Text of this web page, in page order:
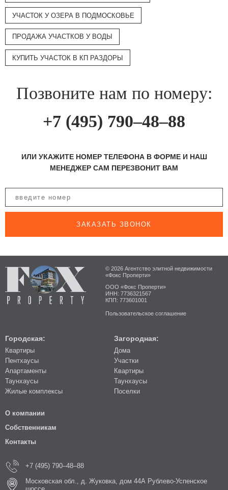
УЧАСТОК У ОЗЕРА В ПОДМОСКОВЬЕ
ПРОДАЖА УЧАСТКОВ У ВОДЫ
КУПИТЬ УЧАСТОК В КП РАЗДОРЫ
Позвоните нам по номеру:
+7 (495) 790–48–88
ИЛИ УКАЖИТЕ НОМЕР ТЕЛЕФОНА В ФОРМЕ И НАШ
МЕНЕДЖЕР САМ ПЕРЕЗВОНИТ ВАМ
ЗАКАЗАТЬ ЗВОНОК
© 2026 Агентство элитной недвижимости
«Фокс Проперти»
ООО «Фокс Проперти»
ИНН: 7736321567
КПП: 773601001
Пользовательское соглашение
Городская:
Квартиры
Пентхаусы
Апартаменты
Таунхаусы
Жилые комплексы
Загородная:
Дома
Участки
Квартиры
Таунхаусы
Поселки
О компании
Собственникам
Контакты
+7 (495) 790–48–88
Московская обл., д. Жуковка, дом 44А Рублево-Успенское